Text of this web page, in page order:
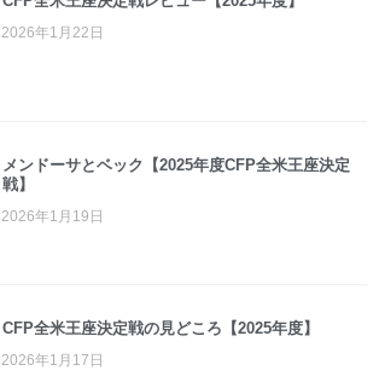
2026年1月22日
メンドーサとベック【2025年度CFP全米王座決定
戦】
2026年1月19日
CFP全米王座決定戦の見どころ【2025年度】
2026年1月17日